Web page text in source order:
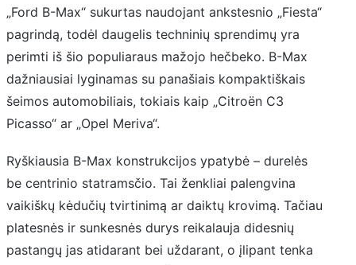
„Ford B-Max“ sukurtas naudojant ankstesnio „Fiesta“
pagrindą, todėl daugelis techninių sprendimų yra
perimti iš šio populiaraus mažojo hečbeko. B-Max
dažniausiai lyginamas su panašiais kompaktiškais
šeimos automobiliais, tokiais kaip „Citroën C3
Picasso“ ar „Opel Meriva“.
Ryškiausia B-Max konstrukcijos ypatybė – durelės
be centrinio statramsčio. Tai ženkliai palengvina
vaikiškų kėdučių tvirtinimą ar daiktų krovimą. Tačiau
platesnės ir sunkesnės durys reikalauja didesnių
pastangų jas atidarant bei uždarant, o įlipant tenka